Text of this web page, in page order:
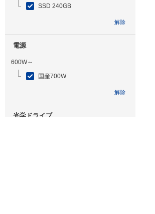
SSD 240GB
解除
電源
600W～
国産700W
解除
光学ドライブ